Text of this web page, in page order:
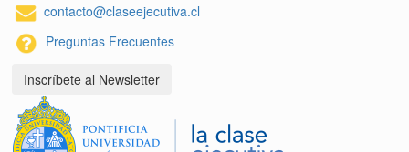
contacto@claseejecutiva.cl
Preguntas Frecuentes
Inscríbete al Newsletter